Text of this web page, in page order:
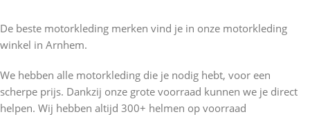
De beste motorkleding merken vind je in onze motorkleding
winkel in Arnhem.
We hebben alle motorkleding die je nodig hebt, voor een
scherpe prijs. Dankzij onze grote voorraad kunnen we je direct
helpen. Wij hebben altijd 300+ helmen op voorraad